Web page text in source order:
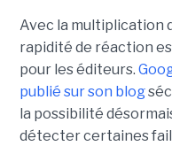
Avec la multiplication
rapidité de réaction
pour les éditeurs.
publié sur son blog
la possibilité
détecter certaines